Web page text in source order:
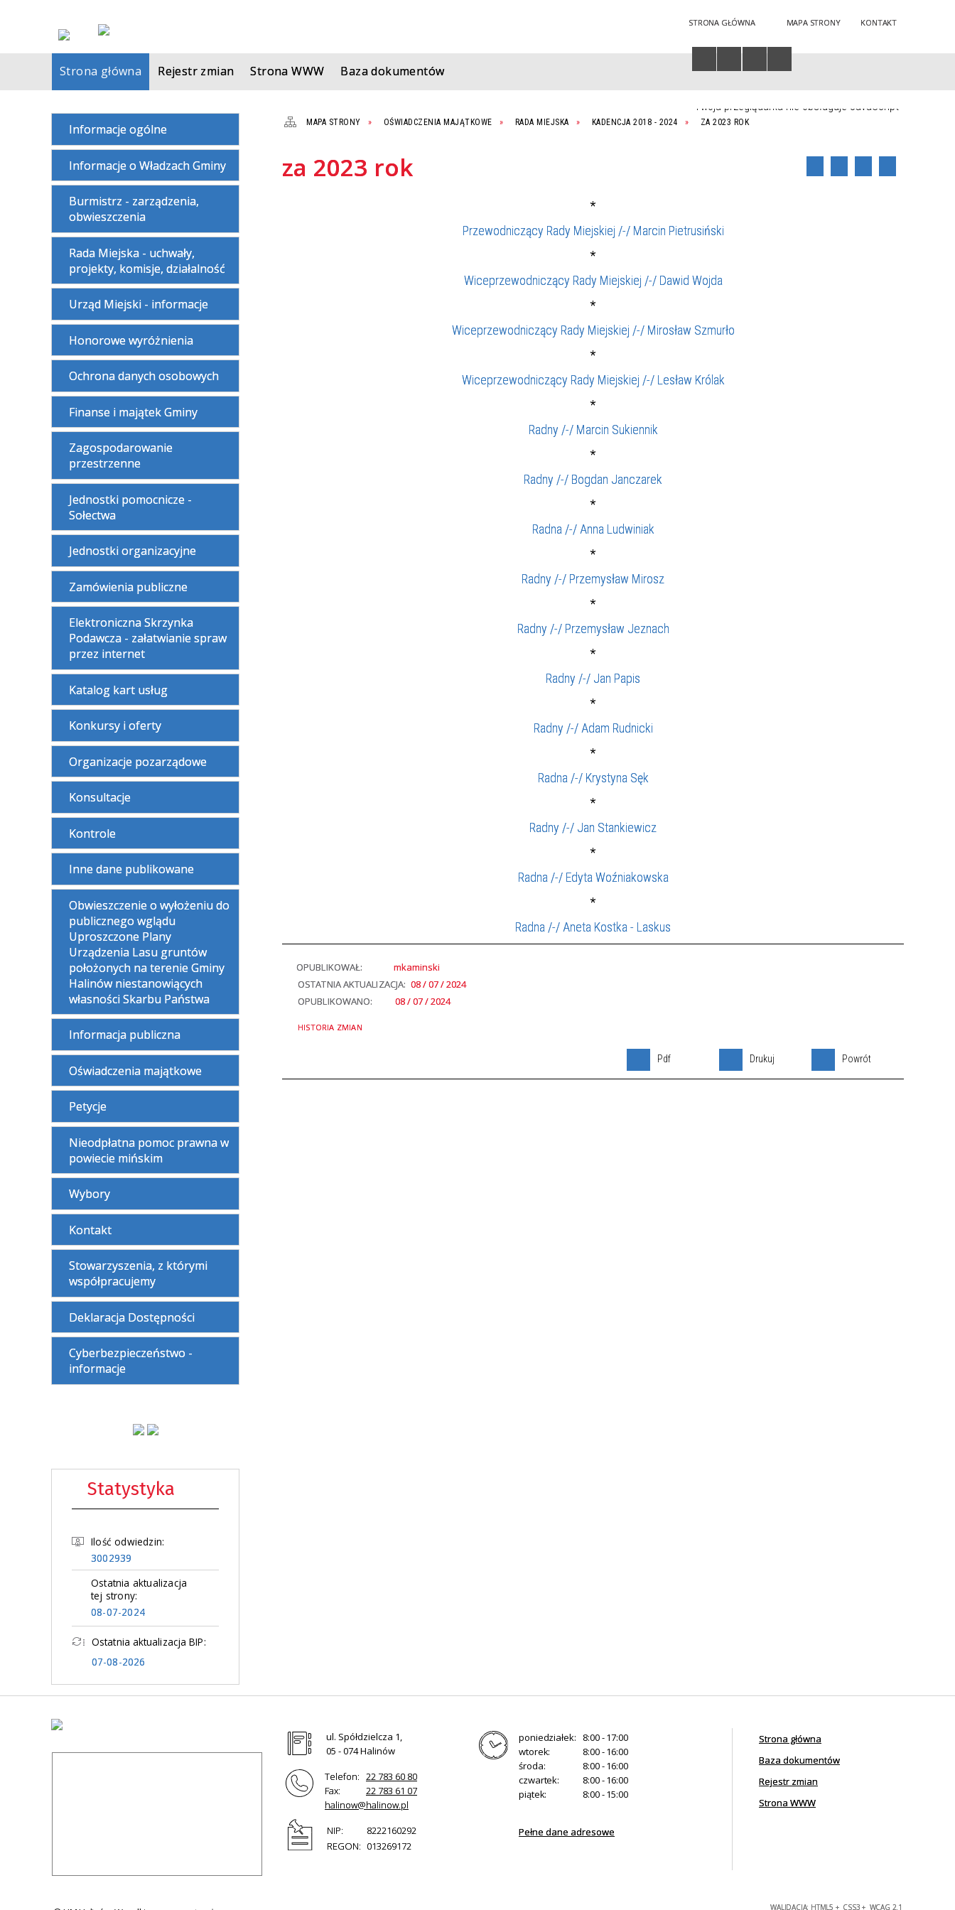
STRONA GŁÓWNA MAPA STRONY KONTAKT
Twoja przeglądarka nie obsługuje JavaScript
Strona główna Rejestr zmian Strona WWW Baza dokumentów
Informacje ogólne
Informacje o Władzach Gminy
Burmistrz - zarządzenia,
obwieszczenia
Rada Miejska - uchwały,
projekty, komisje, działalność
Urząd Miejski - informacje
Honorowe wyróżnienia
Ochrona danych osobowych
Finanse i majątek Gminy
Zagospodarowanie
przestrzenne
Jednostki pomocnicze -
Sołectwa
Jednostki organizacyjne
Zamówienia publiczne
Elektroniczna Skrzynka
Podawcza - załatwianie spraw
przez internet
Katalog kart usług
Konkursy i oferty
Organizacje pozarządowe
Konsultacje
Kontrole
Inne dane publikowane
Obwieszczenie o wyłożeniu do
publicznego wglądu
Uproszczone Plany
Urządzenia Lasu gruntów
położonych na terenie Gminy
Halinów niestanowiących
własności Skarbu Państwa
Informacja publiczna
Oświadczenia majątkowe
Petycje
Nieodpłatna pomoc prawna w
powiecie mińskim
Wybory
Kontakt
Stowarzyszenia, z którymi
współpracujemy
Deklaracja Dostępności
Cyberbezpieczeństwo -
informacje
Statystyka
Ilość odwiedzin:
3002939
Ostatnia aktualizacja
tej strony:
08-07-2024
Ostatnia aktualizacja BIP:
07-08-2026
MAPA STRONY OŚWIADCZENIA MAJĄTKOWE RADA MIEJSKA KADENCJA 2018 - 2024 ZA 2023 ROK
za 2023 rok
*
Przewodniczący Rady Miejskiej /-/ Marcin Pietrusiński
*
Wiceprzewodniczący Rady Miejskiej /-/ Dawid Wojda
*
Wiceprzewodniczący Rady Miejskiej /-/ Mirosław Szmurło
*
Wiceprzewodniczący Rady Miejskiej /-/ Lesław Królak
*
Radny /-/ Marcin Sukiennik
*
Radny /-/ Bogdan Janczarek
*
Radna /-/ Anna Ludwiniak
*
Radny /-/ Przemysław Mirosz
*
Radny /-/ Przemysław Jeznach
*
Radny /-/ Jan Papis
*
Radny /-/ Adam Rudnicki
*
Radna /-/ Krystyna Sęk
*
Radny /-/ Jan Stankiewicz
*
Radna /-/ Edyta Woźniakowska
*
Radna /-/ Aneta Kostka - Laskus
OPUBLIKOWAŁ:
mkaminski
OSTATNIA AKTUALIZACJA: 08 / 07 / 2024
OPUBLIKOWANO:
08 / 07 / 2024
HISTORIA ZMIAN
Pdf Drukuj Powrót
ul. Spółdzielcza 1,
05 - 074 Halinów
Telefon: 22 783 60 80
Fax:
22 783 61 07
halinow@halinow.pl
NIP:
8222160292
REGON: 013269172
poniedziałek:
8:00 - 17:00
wtorek:
8:00 - 16:00
środa:
8:00 - 16:00
czwartek:
8:00 - 16:00
piątek:
8:00 - 15:00
Pełne dane adresowe
Strona główna
Baza dokumentów
Rejestr zmian
Strona WWW
WALIDACJA: HTML5 + CSS3 + WCAG 2.1